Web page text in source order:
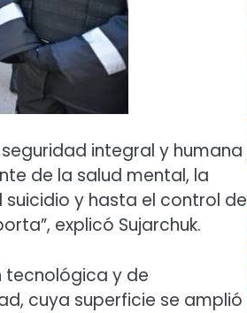
integral y humana
de la salud mental, la
y hasta el control de
explicó Sujarchuk.
tecnológica y de
cuya superficie se amplió